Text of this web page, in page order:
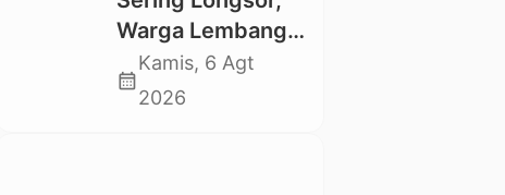
Pepasan
Warga Lembang
Gasing Swadaya
Bangun Plat
calendar_month
Kamis, 6 Agt
2026